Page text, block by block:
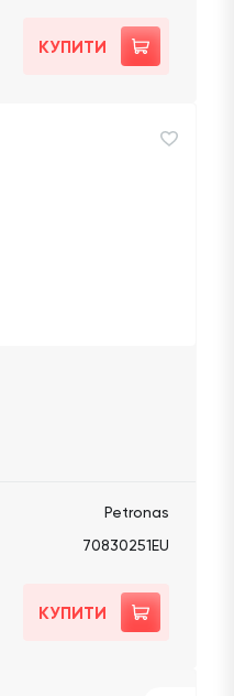
КУПИТИ
Petronas
70830251EU
КУПИТИ